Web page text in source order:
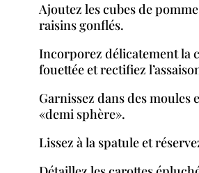
Ajoutez les cubes de
raisins gonflés.
Incorporez délicatement la
fouettée et rectifiez
Garnissez dans des moules
«demi sphère».
Lissez à la spatule et